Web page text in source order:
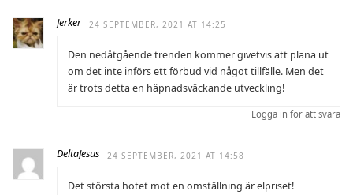
Jerker 24 SEPTEMBER, 2021 AT 14:25
Den nedåtgående trenden kommer givetvis att plana ut
om det inte införs ett förbud vid något tillfälle. Men det
är trots detta en häpnadsväckande utveckling!
Logga in för att svara
DeltaJesus 24 SEPTEMBER, 2021 AT 14:58
Det största hotet mot en omställning är elpriset!